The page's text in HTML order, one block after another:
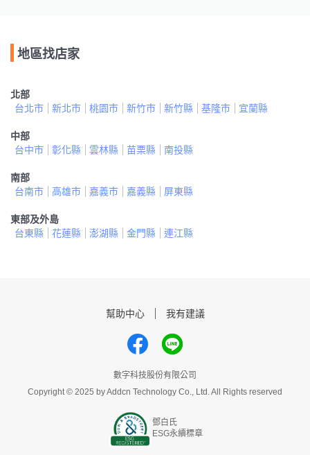
地區找店家
北部
台北市
新北市 桃園市 新竹市 新竹縣 基隆市 宜蘭縣
中部
台中市
彰化縣 雲林縣 苗栗縣 南投縣
南部
台南市
高雄市 嘉義市 嘉義縣 屏東縣
東部及外島
台東縣
花蓮縣 澎湖縣 金門縣 連江縣
幫助中心 我有建議
數字科技股份有限公司
Copyright © 2025 by Addcn Technology Co., Ltd. All Rights reserved
鄧白氏
ESG永續標章